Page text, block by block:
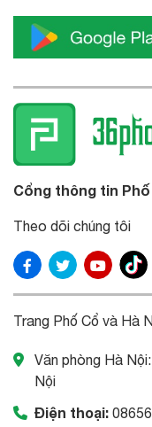
Cổng thông tin Phố
Theo dõi chúng tôi
Trang Phố Cổ và Hà
Văn phòng Hà
Nội
Điện thoại: